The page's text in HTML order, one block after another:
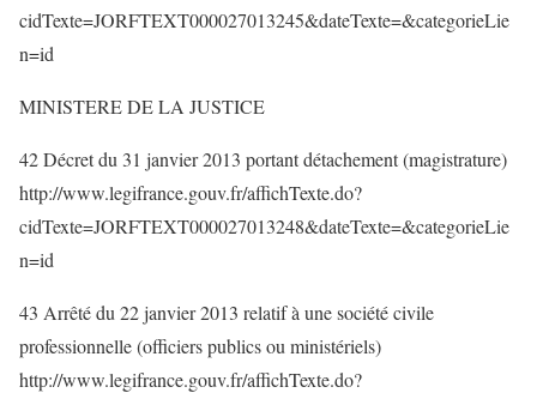
cidTexte=JORFTEXT000027013245&dateTexte=&categorieLie
n=id
MINISTERE DE LA JUSTICE
42 Décret du 31 janvier 2013 portant détachement (magistrature)
http://www.legifrance.gouv.fr/affichTexte.do?
cidTexte=JORFTEXT000027013248&dateTexte=&categorieLie
n=id
43 Arrêté du 22 janvier 2013 relatif à une société civile
professionnelle (officiers publics ou ministériels)
http://www.legifrance.gouv.fr/affichTexte.do?